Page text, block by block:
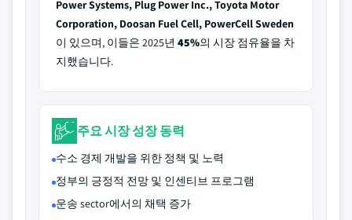
Power Systems, Plug Power Inc., Toyota Motor
Corporation, Doosan Fuel Cell, PowerCell Sweden
이 있으며, 이들은 2025년 45%의 시장 점유율을 차
지했습니다.
주요 시장 성장 동력
수소 경제 개발을 위한 정책 및 노력
정부의 긍정적 전망 및 인센티브 프로그램
운송 sector에서의 채택 증가